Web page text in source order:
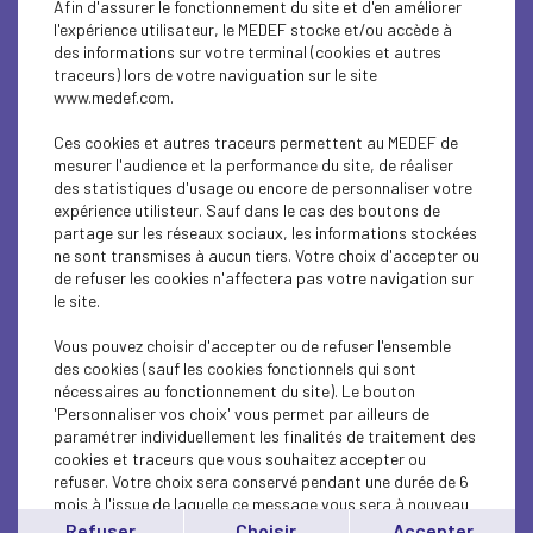
SOCIAL
CSR
PARITY-DIVERSITY
ECONOMY
ECONOMY
MEDEF LIFE
MEDEF LIFE
MEDEF LIFE
ECONOMY
Afin d'assurer le fonctionnement du site et d'en améliorer
l'expérience utilisateur, le MEDEF stocke et/ou accède à
des informations sur votre terminal (cookies et autres
traceurs) lors de votre naviguation sur le site
www.medef.com.
Ces cookies et autres traceurs permettent au MEDEF de
mesurer l'audience et la performance du site, de réaliser
des statistiques d'usage ou encore de personnaliser votre
expérience utilisteur. Sauf dans le cas des boutons de
partage sur les réseaux sociaux, les informations stockées
ne sont transmises à aucun tiers. Votre choix d'accepter ou
de refuser les cookies n'affectera pas votre navigation sur
le site.
Vous pouvez choisir d'accepter ou de refuser l'ensemble
des cookies (sauf les cookies fonctionnels qui sont
nécessaires au fonctionnement du site). Le bouton
'Personnaliser vos choix' vous permet par ailleurs de
paramétrer individuellement les finalités de traitement des
cookies et traceurs que vous souhaitez accepter ou
refuser. Votre choix sera conservé pendant une durée de 6
mois à l'issue de laquelle ce message vous sera à nouveau
affiché..